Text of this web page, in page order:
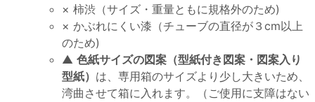
× 柿渋（サイズ・重量ともに規格外のため)
× かぶれにくい漆（チューブの直径が３cm以上
のため)
▲ 色紙サイズの図案（型紙付き図案・図案入り
型紙） は、専用箱のサイズより少し大きいため、
湾曲させて箱に入れます。（ご使用に支障はない